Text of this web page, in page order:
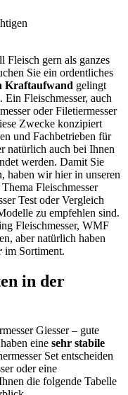
Fleisch gern als ganzes
Sie ein ordentliches
Kraftaufwand gelingt
Fleischmesser, auch
oder Filetiermesser
Zwecke konzipiert
und Fachbetrieben für
natürlich auch bei Ihnen
werden. Damit Sie
haben wir hier in unseren
Fleischmesser
Test oder Vergleich
zu empfehlen sind.
Fleischmesser, WMF
aber natürlich haben
im Sortiment.
in der
Giesser – gute
eine sehr stabile
Set entscheiden
oder eine
die folgende Tabelle